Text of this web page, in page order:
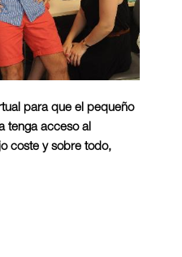
para que el pequeño
tenga acceso al
coste y sobre todo,